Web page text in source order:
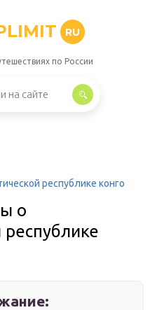
RU
по России
республике конго
о